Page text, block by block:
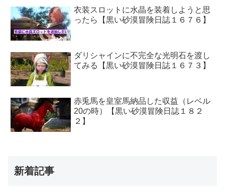
衣装スロットに水晶を装着しようと思
ったら【黒い砂漠冒険日誌１６７６】
ダリシャインに不完全な光明石を渡し
てみる【黒い砂漠冒険日誌１６７３】
赤兎馬を皇室馬納品した収益（レベル
20の時）【黒い砂漠冒険日誌１８２
２】
新着記事